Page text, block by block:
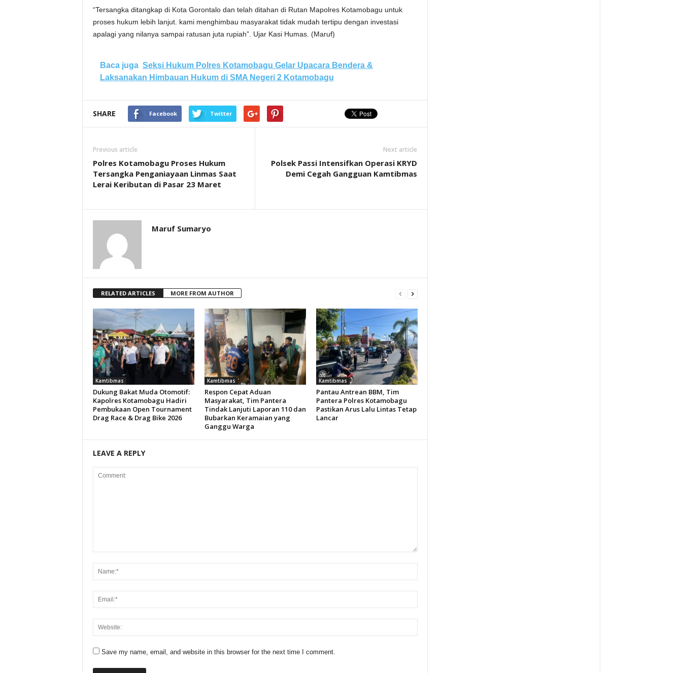
“Tersangka ditangkap di Kota Gorontalo dan telah ditahan di Rutan Mapolres Kotamobagu untuk
proses hukum lebih lanjut. kami menghimbau masyarakat tidak mudah tertipu dengan investasi
apalagi yang nilanya sampai ratusan juta rupiah”. Ujar Kasi Humas. (Maruf)
Baca juga Seksi Hukum Polres Kotamobagu Gelar Upacara Bendera &
Laksanakan Himbauan Hukum di SMA Negeri 2 Kotamobagu
SHARE Facebook Twitter
Previous article
Polres Kotamobagu Proses Hukum
Tersangka Penganiayaan Linmas Saat
Lerai Keributan di Pasar 23 Maret
Next article
Polsek Passi Intensifkan Operasi KRYD
Demi Cegah Gangguan Kamtibmas
Maruf Sumaryo
RELATED ARTICLES MORE FROM AUTHOR
Kamtibmas
Dukung Bakat Muda Otomotif:
Kapolres Kotamobagu Hadiri
Pembukaan Open Tournament
Drag Race & Drag Bike 2026
Kamtibmas
Respon Cepat Aduan
Masyarakat, Tim Pantera
Tindak Lanjuti Laporan 110 dan
Bubarkan Keramaian yang
Ganggu Warga
Kamtibmas
Pantau Antrean BBM, Tim
Pantera Polres Kotamobagu
Pastikan Arus Lalu Lintas Tetap
Lancar
LEAVE A REPLY
Save my name, email, and website in this browser for the next time I comment.